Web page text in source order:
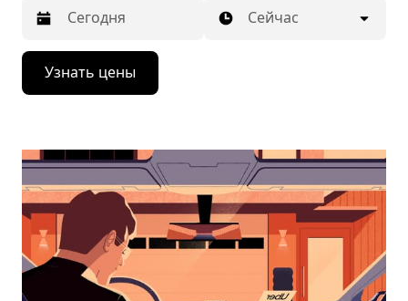
Нажмите
стрелку
вниз,
календарю
выбрать
дату.
Чтобы
закрыть
календарь,
нажмите
Esc.
Сейчас
Узнать цены